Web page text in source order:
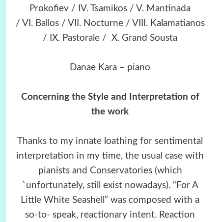
Prokofiev / IV. Tsamikos / V. Mantinada
/ VI. Ballos / VII. Nocturne / VIII. Kalamatianos
/ IX. Pastorale / X. Grand Sousta
Danae Kara – piano
Concerning the Style and Interpretation of
the work
Thanks to my innate loathing for sentimental
interpretation in my time, the usual case with
pianists and Conservatories (which
`unfortunately, still exist nowadays). “For A
Little White Seashell” was composed with a
so-to- speak, reactionary intent. Reaction